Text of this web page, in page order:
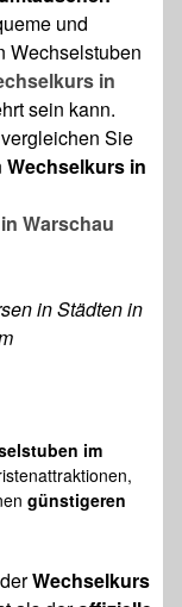
und
Wechselstuben
in
sein kann.
Sie
Wechselkurs in
Warschau
in Städten in
im
günstigeren
Wechselkurs